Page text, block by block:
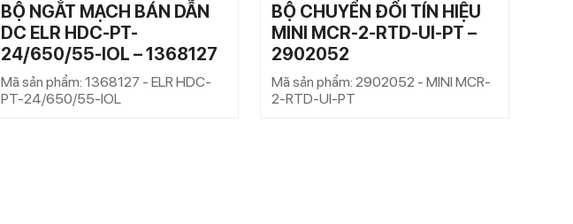
BỘ NGẮT MẠCH BÁN DẪN
DC ELR HDC-PT-
24/650/55-IOL – 1368127
Mã sản phẩm: 1368127 - ELR HDC-
PT-24/650/55-IOL
BỘ CHUYỂN ĐỔI TÍN HIỆU
MINI MCR-2-RTD-UI-PT –
2902052
Mã sản phẩm: 2902052 - MINI MCR-
2-RTD-UI-PT